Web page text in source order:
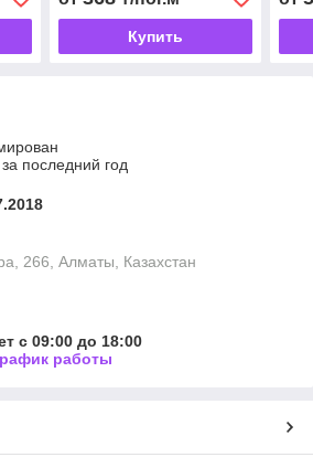
Купить
последний год
266, Алматы, Казахстан
с 09:00 до 18:00
работы